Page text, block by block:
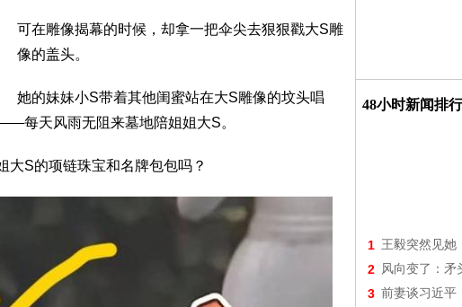
可在雕像揭幕的时候，却拿一把伞尖去狠狠戳大S雕
像的盖头。
她的妹妹小S带着其他闺蜜站在大S雕像的坟头唱
每天风雨无阻来墓地陪姐姐大S。
大S的项链珠宝和名牌包包吗？
48小时新闻排
1 王毅突然见她
2 风向变了：矛
3 前妻谈习近平